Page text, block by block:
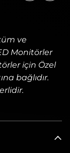
ve
Monitörler
için Özel
bağlıdır.